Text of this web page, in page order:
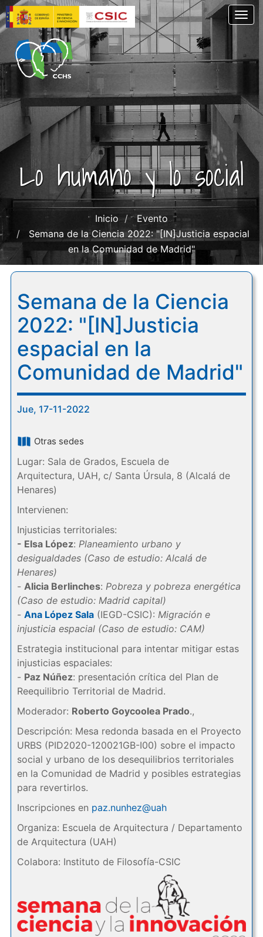
Pasar
al
contenido
principal
Lo humano y lo social
Inicio
Evento
Semana de la Ciencia 2022: "[IN]Justicia espacial
en la Comunidad de Madrid"
Semana de la Ciencia
2022: "[IN]Justicia
espacial en la
Comunidad de Madrid"
Jue, 17-11-2022
Otras sedes
Lugar: Sala de Grados, Escuela de
Arquitectura, UAH, c/ Santa Úrsula, 8 (Alcalá de
Henares)
Intervienen:
Injusticias territoriales:
- Elsa López: Planeamiento urbano y
desigualdades (Caso de estudio: Alcalá de
Henares)
- Alicia Berlinches: Pobreza y pobreza energética
(Caso de estudio: Madrid capital)
- Ana López Sala(IEGD-CSIC): Migración e
injusticia espacial (Caso de estudio: CAM)
Estrategia institucional para intentar mitigar estas
injusticias espaciales:
- Paz Núñez: presentación crítica del Plan de
Reequilibrio Territorial de Madrid.
Moderador: Roberto Goycoolea Prado.,
Descripción: Mesa redonda basada en el Proyecto
URBS (PID2020-120021GB-I00) sobre el impacto
social y urbano de los desequilibrios territoriales
en la Comunidad de Madrid y posibles estrategias
para revertirlos.
Inscripciones en paz.nunhez@uah
Organiza: Escuela de Arquitectura / Departamento
de Arquitectura (UAH)
Colabora: Instituto de Filosofía-CSIC